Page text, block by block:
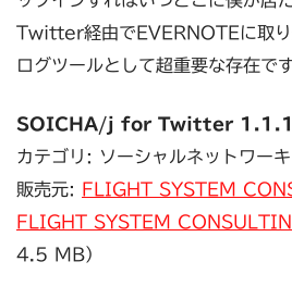
Twitter経由でEVERNOTEに取り
ログツールとして超重要な存在です
SOICHA/j for Twitter 1.1.1
カテゴリ: ソーシャルネットワー
販売元:
FLIGHT SYSTEM
FLIGHT SYSTEM
4.5 MB）